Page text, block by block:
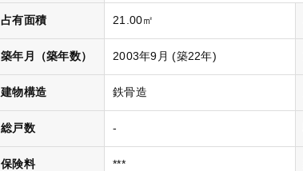
占有面積 21.00㎡
築年月（築年数） 2003年9月 (築22年)
建物構造 鉄骨造
総戸数 -
保険料 ***